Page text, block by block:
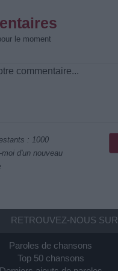
le moment
: 1000
d'un nouveau
RETROUVEZ-NOUS SUR
Paroles de chansons
Top 50 chansons